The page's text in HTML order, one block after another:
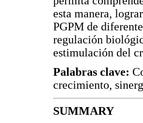
esta manera,
PGPM de
regulación
estimulación del
Palabras clave:
crecimiento,
SUMMARY